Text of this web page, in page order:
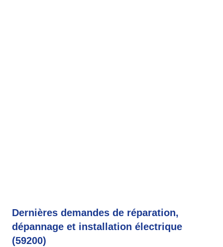
Dernières demandes de réparation,
dépannage et installation électrique
(59200)